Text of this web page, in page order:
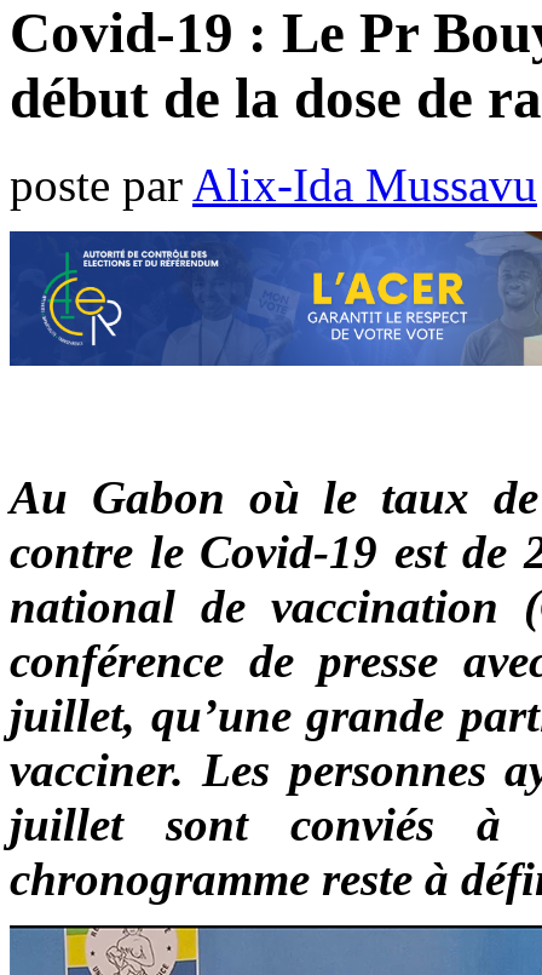
Covid-19 : Le Pr
début de la dose de
poste par Alix-Ida Mussavu
Au Gabon où le taux de
contre le Covid-19 est de
national de vaccination
conférence de presse
juillet, qu’une grande
vacciner. Les personnes
juillet sont conviés à
chronogramme reste à